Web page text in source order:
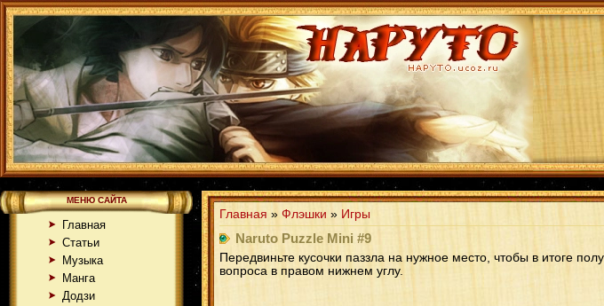
МЕНЮ САЙТА
Главная
Статьи
Музыка
Манга
Додзи
Главная » Флэшки » Игры
Naruto Puzzle Mini #9
Передвиньте кусочки паззла на нужное место, чтобы в итоге
вопроса в правом нижнем углу.